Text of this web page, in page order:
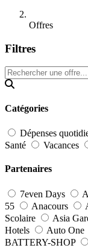
Offres
Filtres
Catégories
Dépenses
Santé
Vacances
Partenaires
7even Days
55
Anacours
Scolaire
Asia
Hotels
Auto One
BATTERY-SHOP